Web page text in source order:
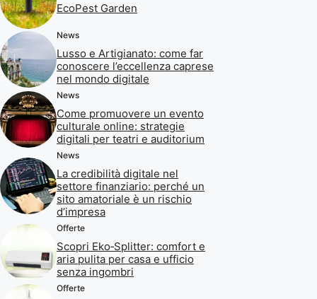
EcoPest Garden
News
Lusso e Artigianato: come far
conoscere l’eccellenza caprese
nel mondo digitale
News
Come promuovere un evento
culturale online: strategie
digitali per teatri e auditorium
News
La credibilità digitale nel
settore finanziario: perché un
sito amatoriale è un rischio
d’impresa
Offerte
Scopri Eko‑Splitter: comfort e
aria pulita per casa e ufficio
senza ingombri
Offerte